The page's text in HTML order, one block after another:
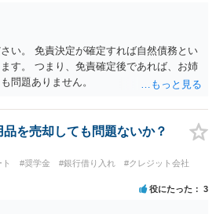
い。 免責決定が確定すれば自然債務とい
す。 つまり、免責確定後であれば、お姉
問題ありません。
を売却しても問題ないか？
#奨学金 #銀行借り入れ
#クレジット会社
役にたった 3